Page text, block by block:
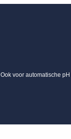
voor automatische